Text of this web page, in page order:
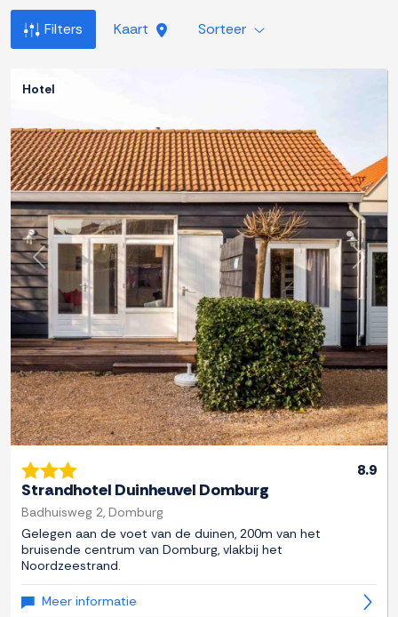
Filters Kaart Sorteer
Previous Next
Hotel
8.9
Strandhotel Duinheuvel Domburg
Badhuisweg 2, Domburg
Gelegen aan de voet van de duinen, 200m van het
bruisende centrum van Domburg, vlakbij het
Noordzeestrand.
Meer informatie